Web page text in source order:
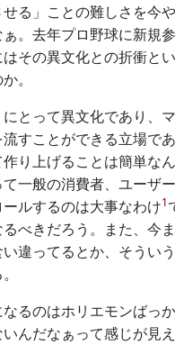
せる」ことの難しさを今
。去年プロ野球に新規
その異文化との折衝と
。
とって異文化であり、
すことができる立場で
り上げることは簡単な
一般の消費者、ユーザ
ルするのは大事なわけ1
べきだろう。また、今
違ってるとか、そうい
るのはホリエモンばっ
んだなぁって感じが見